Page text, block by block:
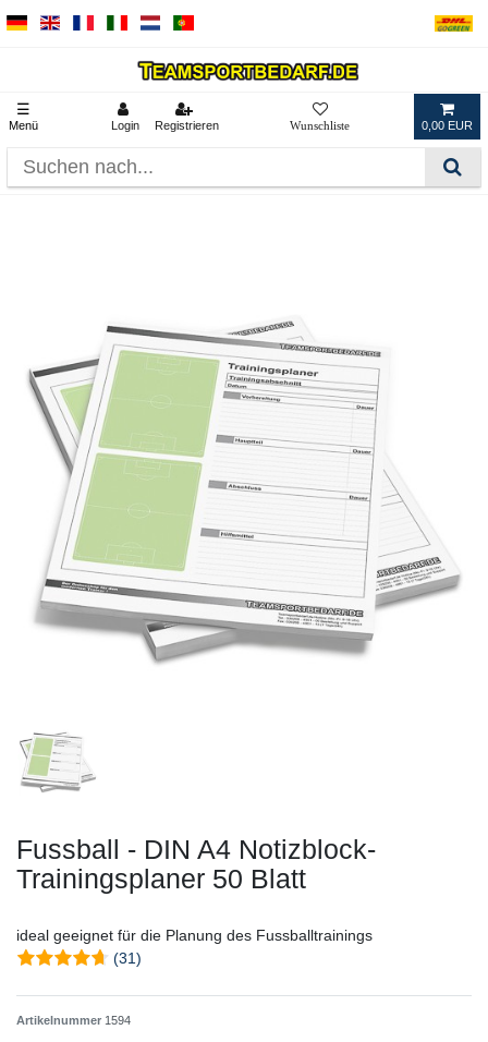
☰
Menü Login Registrieren 0,00 EUR
Fussball - DIN A4 Notizblock-
Trainingsplaner 50 Blatt
ideal geeignet für die Planung des Fussballtrainings
(31)
Artikelnummer 1594